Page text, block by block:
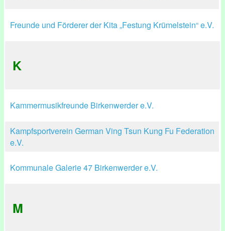
Freunde und Förderer der Kita „Festung Krümelstein“ e.V.
K
Kammermusikfreunde Birkenwerder e.V.
Kampfsportverein German Ving Tsun Kung Fu Federation
e.V.
Kommunale Galerie 47 Birkenwerder e.V.
M